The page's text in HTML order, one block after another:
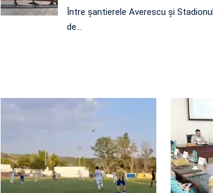
Între șantierele Averescu și
de…